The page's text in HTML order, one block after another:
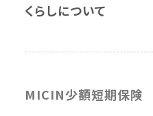
くらしについて
MICIN少額短期保険